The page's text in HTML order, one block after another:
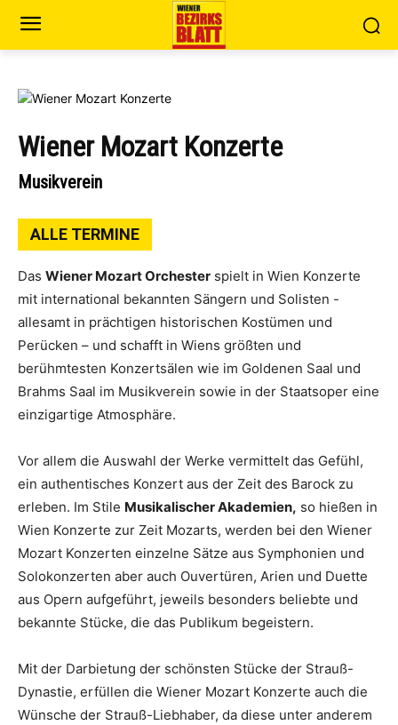
Wiener Mozart Konzerte
Musikverein
ALLE TERMINE
Das Wiener Mozart Orchester spielt in Wien Konzerte
mit international bekannten Sängern und Solisten -
allesamt in prächtigen historischen Kostümen und
Perücken – und schafft in Wiens größten und
berühmtesten Konzertsälen wie im Goldenen Saal und
Brahms Saal im Musikverein sowie in der Staatsoper eine
einzigartige Atmosphäre.
Vor allem die Auswahl der Werke vermittelt das Gefühl,
ein authentisches Konzert aus der Zeit des Barock zu
erleben. Im Stile Musikalischer Akademien, so hießen in
Wien Konzerte zur Zeit Mozarts, werden bei den Wiener
Mozart Konzerten einzelne Sätze aus Symphonien und
Solokonzerten aber auch Ouvertüren, Arien und Duette
aus Opern aufgeführt, jeweils besonders beliebte und
bekannte Stücke, die das Publikum begeistern.
Mit der Darbietung der schönsten Stücke der Strauß-
Dynastie, erfüllen die Wiener Mozart Konzerte auch die
Wünsche der Strauß-Liebhaber, da diese unter anderem